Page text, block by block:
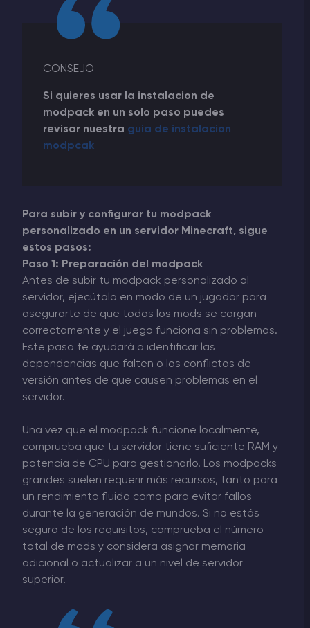
CONSEJO
Si quieres usar la instalacion de
modpack en un solo paso puedes
revisar nuestra guia de instalacion
modpcak
Para subir y configurar tu modpack
personalizado en un servidor Minecraft, sigue
estos pasos:
Paso 1: Preparación del modpack
Antes de subir tu modpack personalizado al
servidor, ejecútalo en modo de un jugador para
asegurarte de que todos los mods se cargan
correctamente y el juego funciona sin problemas.
Este paso te ayudará a identificar las
dependencias que falten o los conflictos de
versión antes de que causen problemas en el
servidor.
Una vez que el modpack funcione localmente,
comprueba que tu servidor tiene suficiente RAM y
potencia de CPU para gestionarlo. Los modpacks
grandes suelen requerir más recursos, tanto para
un rendimiento fluido como para evitar fallos
durante la generación de mundos. Si no estás
seguro de los requisitos, comprueba el número
total de mods y considera asignar memoria
adicional o actualizar a un nivel de servidor
superior.